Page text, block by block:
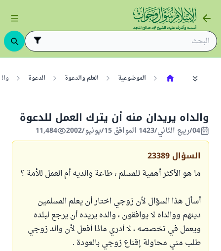
الموضوعية العلم والدعوة الدعوة
والداه يريدان منه أن يترك العمل للدعوة
04/ربيع الثاني/1423 الموافق 15/يونيو/2002 11,484
السؤال 23389
ما هو الأكثر أهمية للمسلم ، طاعة والديه أم العمل للأمة ؟
أسأل هذا السؤال لأن زوجي اختار أن يعلم المسلمين
دينهم ووالداه لا يوافقون ، والده يريده أن يرجع لبلده
ويعمل في تخصصه ، لا أدري ماذا أفعل لأن والد زوجي
طلب مني محاولة إقناع زوجي بالعودة .